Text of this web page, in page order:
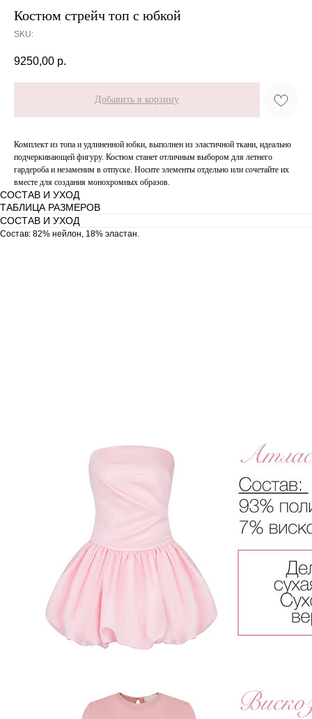
Костюм стрейч топ с юбкой
SKU:
9250,00 р.
Добавить в корзину
Комплект из топа и удлиненной юбки, выполнен из эластичной ткани, идеально
подчеркивающей фигуру. Костюм станет отличным выбором для летнего
гардероба и незаменим в отпуске. Носите элементы отдельно или сочетайте их
вместе для создания монохромных образов.
СОСТАВ И УХОД
ТАБЛИЦА РАЗМЕРОВ
СОСТАВ И УХОД
Состав: 82% нейлон, 18% эластан.